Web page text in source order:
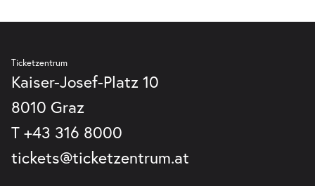
Ticketzentrum
Kaiser-Josef-Platz 10
8010 Graz
T +43 316 8000
tickets@ticketzentrum.at